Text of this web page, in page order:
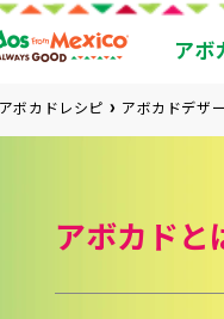
アボ
アボカドレシピ アボカドデザ
アボカドと